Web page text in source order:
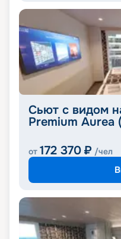
Сьют с видом
Premium Aurea
от 172 370 ₽ /чел